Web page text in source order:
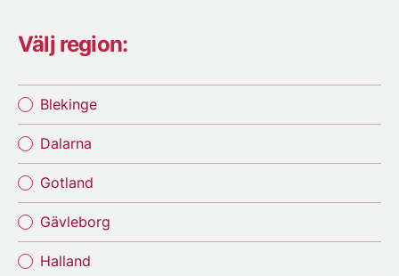
Välj region:
Blekinge
Dalarna
Gotland
Gävleborg
Halland